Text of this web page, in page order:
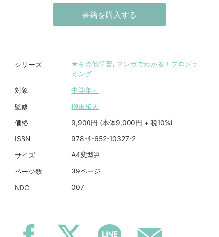
書籍を購入する
シリーズ ★その他学習, マンガでわかる！プログラ
ミング
対象 中学年～
監修 柳田拓人
価格 9,900円 (本体9,000円 + 税10%)
ISBN 978-4-652-10327-2
サイズ A4変型判
ページ数 39ページ
NDC 007